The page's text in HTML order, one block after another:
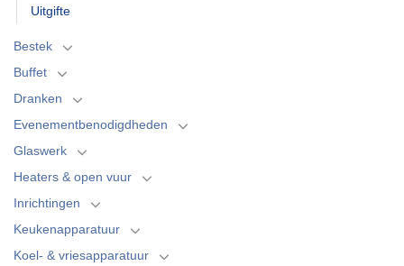
Uitgifte
Bestek
Buffet
Dranken
Evenementbenodigdheden
Glaswerk
Heaters & open vuur
Inrichtingen
Keukenapparatuur
Koel- & vriesapparatuur